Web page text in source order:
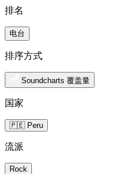
排名
电台
排序方式
Soundcharts 覆盖量
国家
🇵🇪 Peru
流派
Rock